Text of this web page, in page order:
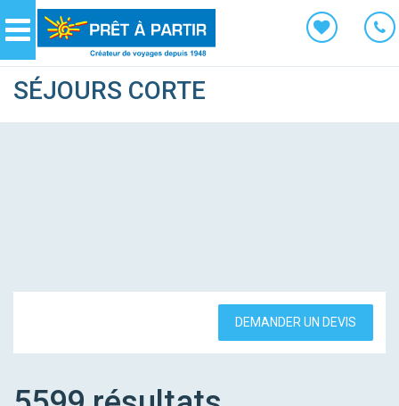
Navigation
SÉJOURS CORTE
DEMANDER UN DEVIS
Panneau de gestion des cookies